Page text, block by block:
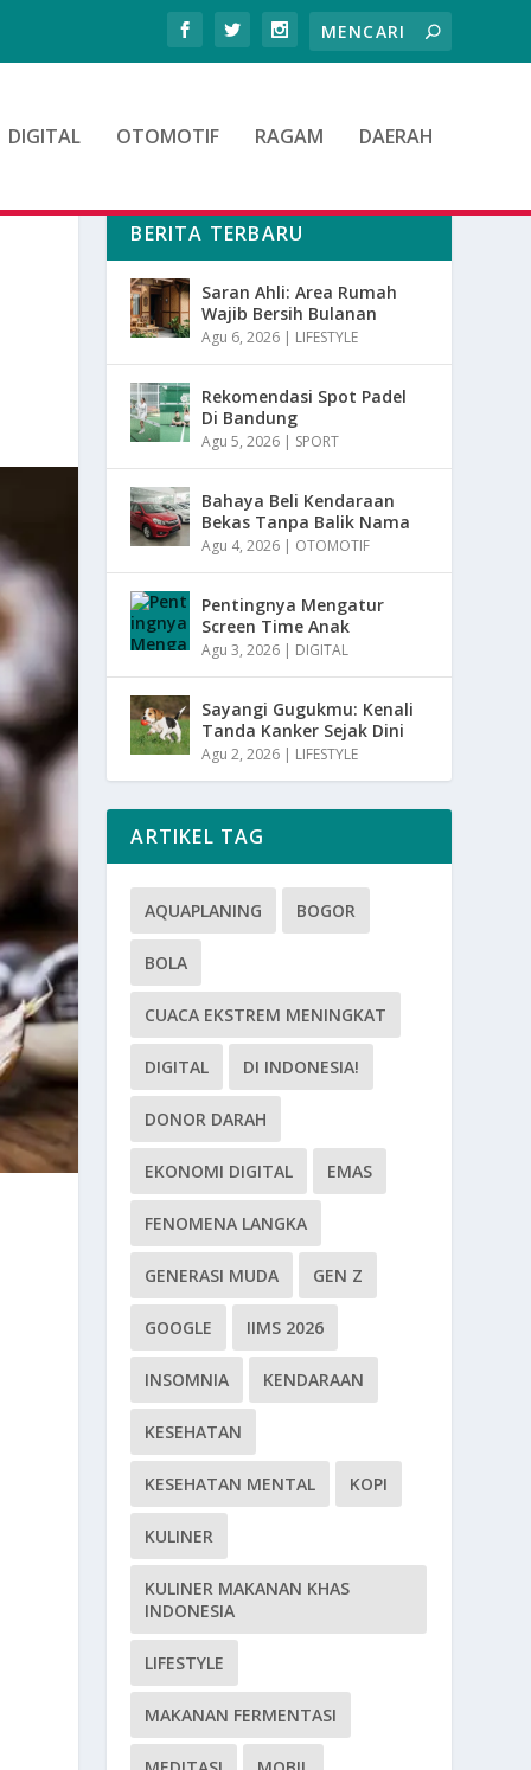
DIGITAL OTOMOTIF RAGAM DAERAH
BERITA TERBARU
Saran Ahli: Area Rumah
Wajib Bersih Bulanan
Agu 6, 2026 | LIFESTYLE
Rekomendasi Spot Padel
Di Bandung
Agu 5, 2026 | SPORT
Bahaya Beli Kendaraan
Bekas Tanpa Balik Nama
Agu 4, 2026 | OTOMOTIF
Pentingnya Mengatur
Screen Time Anak
Agu 3, 2026 | DIGITAL
Sayangi Gugukmu: Kenali
Tanda Kanker Sejak Dini
Agu 2, 2026 | LIFESTYLE
ARTIKEL TAG
AQUAPLANING BOGOR
BOLA
CUACA EKSTREM MENINGKAT
DIGITAL DI INDONESIA!
DONOR DARAH
EKONOMI DIGITAL EMAS
FENOMENA LANGKA
GENERASI MUDA GEN Z
GOOGLE IIMS 2026
INSOMNIA KENDARAAN
KESEHATAN
KESEHATAN MENTAL KOPI
KULINER
KULINER MAKANAN KHAS
INDONESIA
LIFESTYLE
MAKANAN FERMENTASI